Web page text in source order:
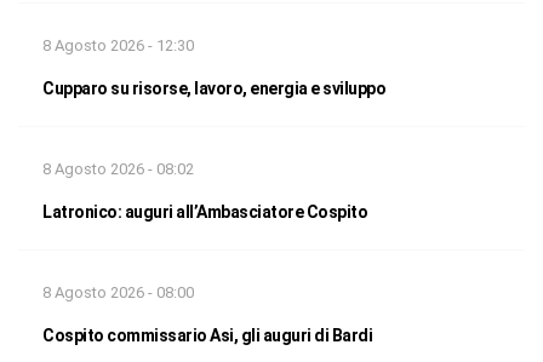
8 Agosto 2026 - 12:30
Cupparo su risorse, lavoro, energia e sviluppo
8 Agosto 2026 - 08:02
Latronico: auguri all’Ambasciatore Cospito
8 Agosto 2026 - 08:00
Cospito commissario Asi, gli auguri di Bardi